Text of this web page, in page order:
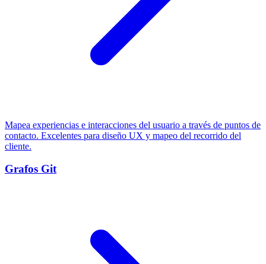
Mapea experiencias e interacciones del usuario a través de puntos de
contacto. Excelentes para diseño UX y mapeo del recorrido del
cliente.
Grafos Git